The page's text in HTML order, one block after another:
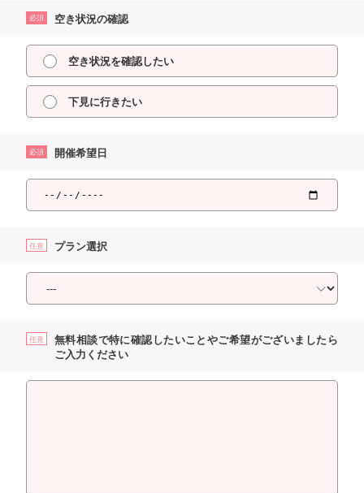
必須 空き状況の確認
空き状況を確認したい
下見に行きたい
必須 開催希望日
任意 プラン選択
任意
無料相談で特に確認したいことやご希望がございましたら
ご入力ください